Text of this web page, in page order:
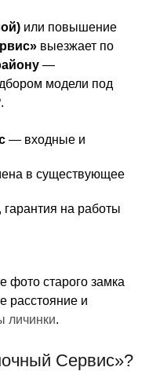
или повышение
выезжает по
—
модели под
— входные и
в существующее
, гарантия на работы
фото старого замка
расстояние и
личинки.
Сервис»?